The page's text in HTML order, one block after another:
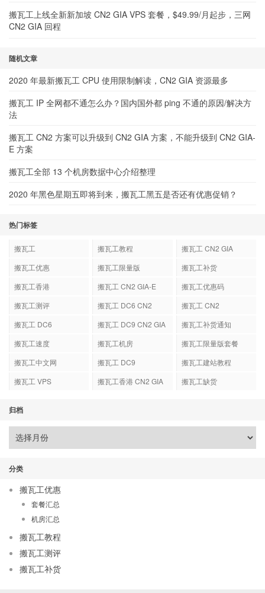
搬瓦工上线全新新加坡 CN2 GIA VPS 套餐，$49.99/月起步，三网
CN2 GIA 回程
随机文章
2020 年最新搬瓦工 CPU 使用限制解读，CN2 GIA 资源最多
搬瓦工 IP 全网都不通怎么办？国内国外都 ping 不通的原因/解决方
法
搬瓦工 CN2 方案可以升级到 CN2 GIA 方案，不能升级到 CN2 GIA-
E 方案
搬瓦工全部 13 个机房数据中心介绍整理
2020 年黑色星期五即将到来，搬瓦工黑五是否还有优惠促销？
热门标签
搬瓦工 搬瓦工教程
搬瓦工 CN2 GIA
搬瓦工优惠
搬瓦工限量版
搬瓦工补货
搬瓦工香港
搬瓦工 CN2 GIA-E
搬瓦工优惠码
搬瓦工测评
搬瓦工 DC6 CN2
搬瓦工 CN2
搬瓦工 DC6
搬瓦工 DC9 CN2 GIA
搬瓦工补货通知
搬瓦工速度
搬瓦工机房
搬瓦工限量版套餐
搬瓦工中文网
搬瓦工 DC9
搬瓦工建站教程
搬瓦工 VPS
搬瓦工香港 CN2 GIA 搬瓦工缺货
归档
分类
搬瓦工优惠
套餐汇总
机房汇总
搬瓦工教程
搬瓦工测评
搬瓦工补货